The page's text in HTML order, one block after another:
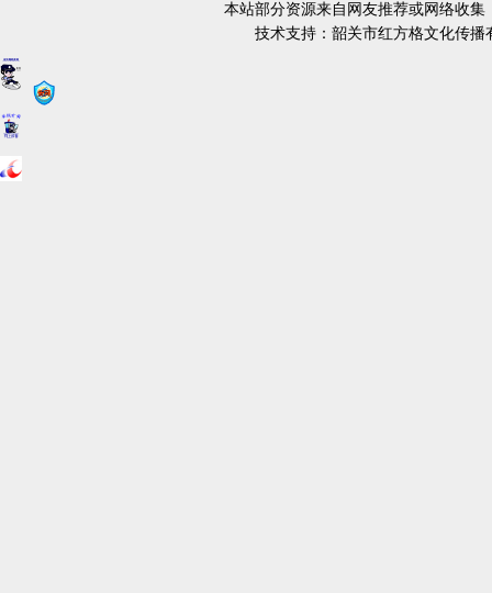
本站部分资源来自网友推荐或网络收
技术支持：韶关市红方格文化传播